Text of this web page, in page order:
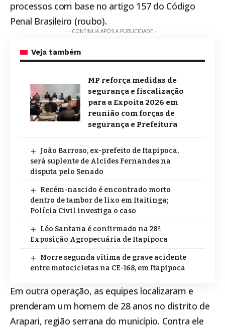
processos com base no artigo 157 do Código
Penal Brasileiro (roubo).
- CONTINUA APÓS A PUBLICIDADE -
Veja também
MP reforça medidas de
segurança e fiscalização
para a Expoita 2026 em
reunião com forças de
segurança e Prefeitura
João Barroso, ex-prefeito de Itapipoca,
será suplente de Alcides Fernandes na
disputa pelo Senado
Recém-nascido é encontrado morto
dentro de tambor de lixo em Itaitinga;
Polícia Civil investiga o caso
Léo Santana é confirmado na 28ª
Exposição Agropecuária de Itapipoca
Morre segunda vítima de grave acidente
entre motocicletas na CE-168, em Itapipoca
Em outra operação, as equipes localizaram e
prenderam um homem de 28 anos no distrito de
Arapari, região serrana do município. Contra ele